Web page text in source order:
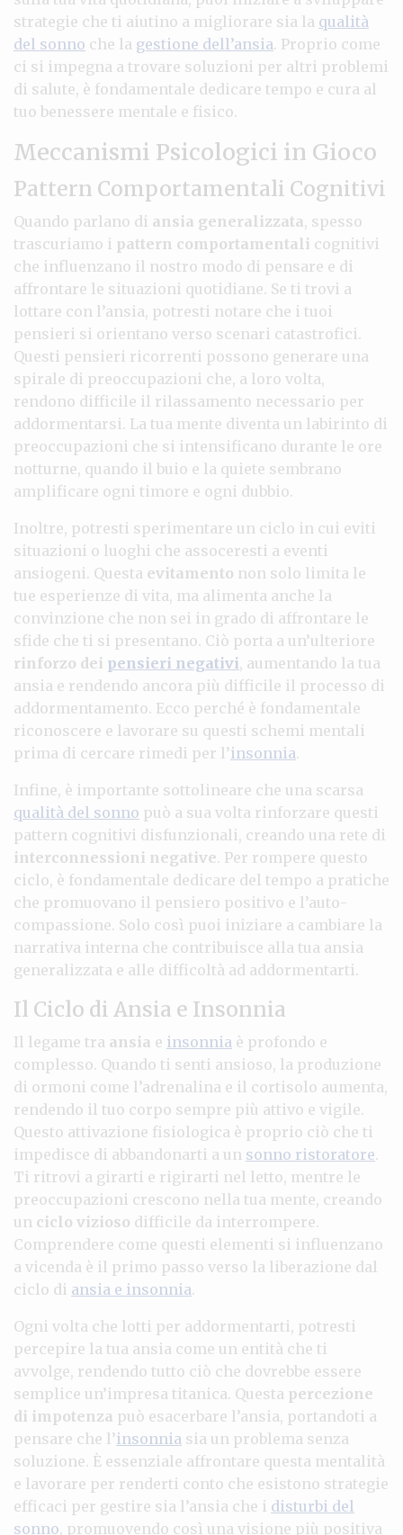
strategie che ti aiutino a migliorare sia la qualità
del sonno che la gestione dell’ansia. Proprio come
ci si impegna a trovare soluzioni per altri problemi
di salute, è fondamentale dedicare tempo e cura al
tuo benessere mentale e fisico.
Meccanismi Psicologici in Gioco
Pattern Comportamentali Cognitivi
Quando parlano di ansia generalizzata, spesso
trascuriamo i pattern comportamentali cognitivi
che influenzano il nostro modo di pensare e di
affrontare le situazioni quotidiane. Se ti trovi a
lottare con l’ansia, potresti notare che i tuoi
pensieri si orientano verso scenari catastrofici.
Questi pensieri ricorrenti possono generare una
spirale di preoccupazioni che, a loro volta,
rendono difficile il rilassamento necessario per
addormentarsi. La tua mente diventa un labirinto di
preoccupazioni che si intensificano durante le ore
notturne, quando il buio e la quiete sembrano
amplificare ogni timore e ogni dubbio.
Inoltre, potresti sperimentare un ciclo in cui eviti
situazioni o luoghi che assoceresti a eventi
ansiogeni. Questa evitamento non solo limita le
tue esperienze di vita, ma alimenta anche la
convinzione che non sei in grado di affrontare le
sfide che ti si presentano. Ciò porta a un’ulteriore
rinforzo dei pensieri negativi, aumentando la tua
ansia e rendendo ancora più difficile il processo di
addormentamento. Ecco perché è fondamentale
riconoscere e lavorare su questi schemi mentali
prima di cercare rimedi per l’insonnia.
Infine, è importante sottolineare che una scarsa
qualità del sonno può a sua volta rinforzare questi
pattern cognitivi disfunzionali, creando una rete di
interconnessioni negative. Per rompere questo
ciclo, è fondamentale dedicare del tempo a pratiche
che promuovano il pensiero positivo e l’auto-
compassione. Solo così puoi iniziare a cambiare la
narrativa interna che contribuisce alla tua ansia
generalizzata e alle difficoltà ad addormentarti.
Il Ciclo di Ansia e Insonnia
Il legame tra ansia e insonnia è profondo e
complesso. Quando ti senti ansioso, la produzione
di ormoni come l’adrenalina e il cortisolo aumenta,
rendendo il tuo corpo sempre più attivo e vigile.
Questo attivazione fisiologica è proprio ciò che ti
impedisce di abbandonarti a un sonno ristoratore.
Ti ritrovi a girarti e rigirarti nel letto, mentre le
preoccupazioni crescono nella tua mente, creando
un ciclo vizioso difficile da interrompere.
Comprendere come questi elementi si influenzano
a vicenda è il primo passo verso la liberazione dal
ciclo di ansia e insonnia.
Ogni volta che lotti per addormentarti, potresti
percepire la tua ansia come un entità che ti
avvolge, rendendo tutto ciò che dovrebbe essere
semplice un’impresa titanica. Questa percezione
di impotenza può esacerbare l’ansia, portandoti a
pensare che l’insonnia sia un problema senza
soluzione. È essenziale affrontare questa mentalità
e lavorare per renderti conto che esistono strategie
efficaci per gestire sia l’ansia che i disturbi del
sonno, promuovendo così una visione più positiva